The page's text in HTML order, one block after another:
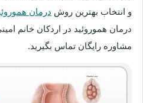
و انتخاب بهترین روش درمان
درمان هموروئید در اردکان خانم
مشاوره رایگان تماس بگیرید.